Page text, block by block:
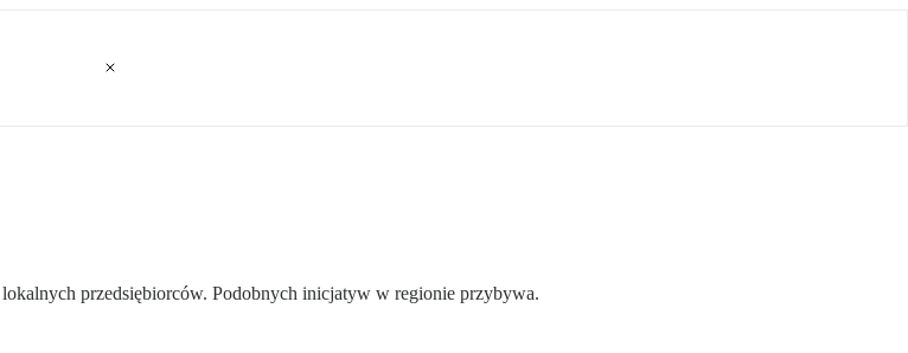
przedsiębiorców. Podobnych inicjatyw w regionie przybywa.